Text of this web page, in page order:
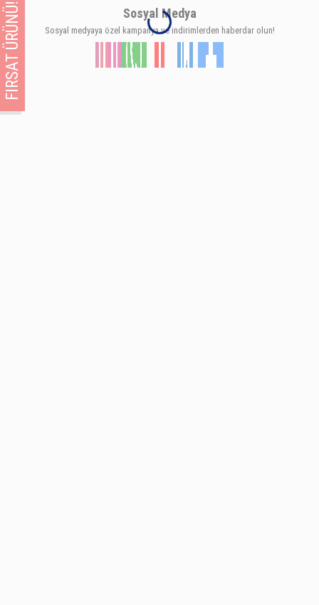
FIRSAT ÜRÜNÜ! Sosyal Medya
Sosyal medyaya özel kampanya ve indirimlerden haberdar olun!